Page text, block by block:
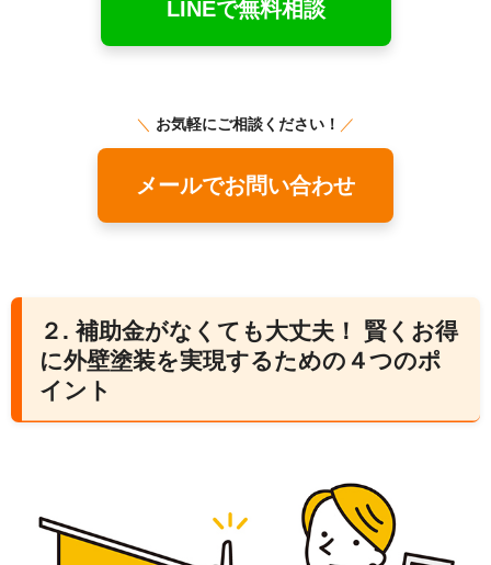
LINEで無料相談
＼ お気軽にご相談ください！ ／
メールでお問い合わせ
２. 補助金がなくても大丈夫！ 賢くお得
に外壁塗装を実現するための４つのポ
イント